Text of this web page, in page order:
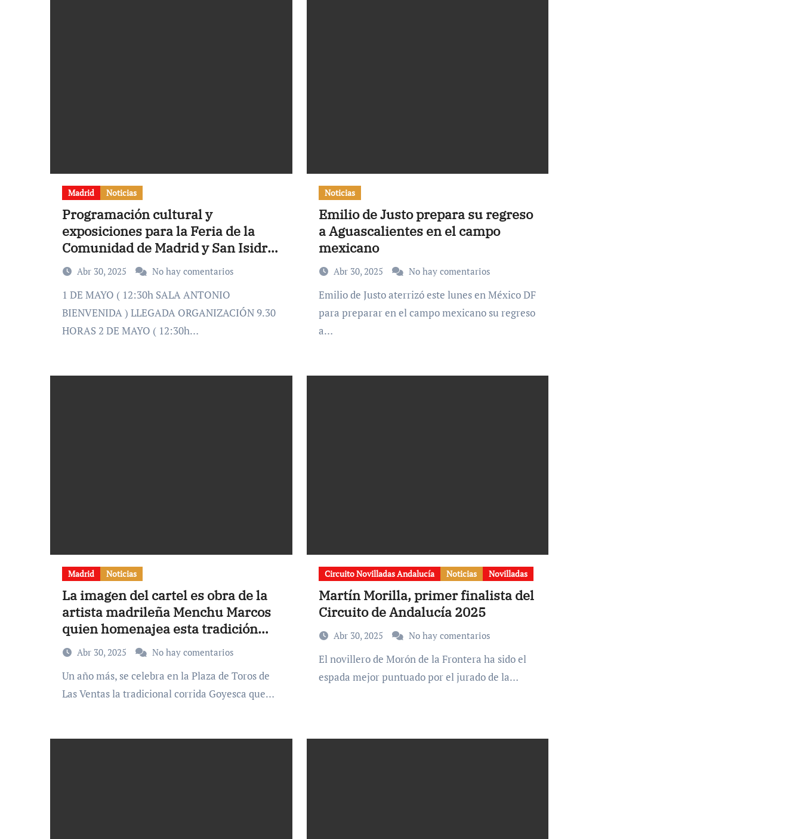
Madrid Noticias
Programación cultural y
exposiciones para la Feria de la
Comunidad de Madrid y San Isidro
2025Abr 30, 2025 No hay comentarios
1 DE MAYO ( 12:30h SALA ANTONIO
BIENVENIDA ) LLEGADA ORGANIZACIÓN 9.30
HORAS 2 DE MAYO ( 12:30h…
Noticias
Emilio de Justo prepara su regreso
a Aguascalientes en el campo
mexicano
Abr 30, 2025 No hay comentarios
Emilio de Justo aterrizó este lunes en México DF
para preparar en el campo mexicano su regreso
a…
Madrid Noticias
La imagen del cartel es obra de la
artista madrileña Menchu Marcos
quien homenajea esta tradición
taurina del Siglo XIX
Abr 30, 2025 No hay comentarios
Un año más, se celebra en la Plaza de Toros de
Las Ventas la tradicional corrida Goyesca que…
Circuito Novilladas Andalucía Noticias Novilladas
Martín Morilla, primer finalista del
Circuito de Andalucía 2025
Abr 30, 2025 No hay comentarios
El novillero de Morón de la Frontera ha sido el
espada mejor puntuado por el jurado de la…